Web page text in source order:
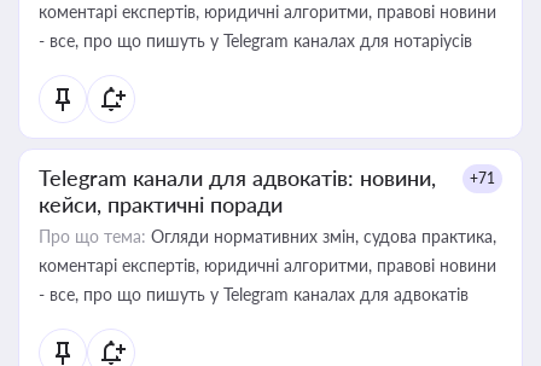
коментарі експертів, юридичні алгоритми, правові новини
- все, про що пишуть у Telegram каналах для нотаріусів
Telegram канали для адвокатів: новини,
кейси, практичні поради
+71
Про що тема: Огляди нормативних змін, судова практика,
коментарі експертів, юридичні алгоритми, правові новини
- все, про що пишуть у Telegram каналах для адвокатів